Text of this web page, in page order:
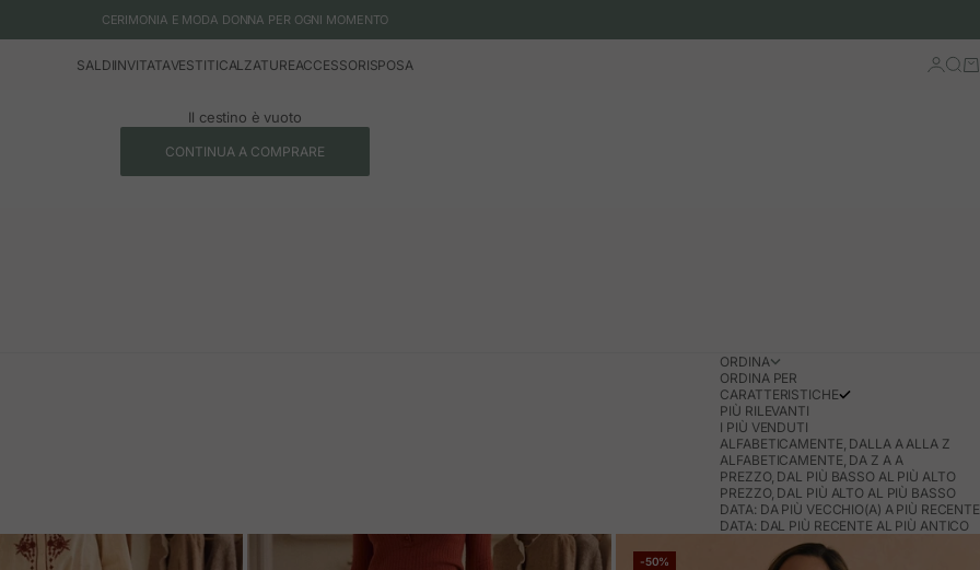
CERIMONIA E MODA DONNA PER OGNI MOMENTO
SALDIINVITATAVESTITICALZATUREACCESSORISPOSA Accedi
Il cestino è vuoto
CONTINUA A COMPRARE
ORDINA
ORDINA PER
CARATTERISTICHE
PIÙ RILEVANTI
I PIÙ VENDUTI
ALFABETICAMENTE, DALLA A ALLA Z
ALFABETICAMENTE, DA Z A A
PREZZO, DAL PIÙ BASSO AL PIÙ ALTO
PREZZO, DAL PIÙ ALTO AL PIÙ BASSO
DATA: DA PIÙ VECCHIO(A) A PIÙ RECENTE
DATA: DAL PIÙ RECENTE AL PIÙ ANTICO
-50%